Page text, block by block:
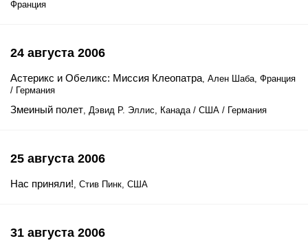
Франция
24 августа 2006
Астерикс и Обеликс: Миссия Клеопатра, Ален Шаба, Франция
/ Германия
Змеиный полет, Дэвид Р. Эллис, Канада / США / Германия
25 августа 2006
Нас приняли!, Стив Пинк, США
31 августа 2006